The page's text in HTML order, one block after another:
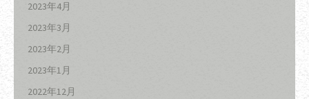
2023年4月
2023年3月
2023年2月
2023年1月
2022年12月